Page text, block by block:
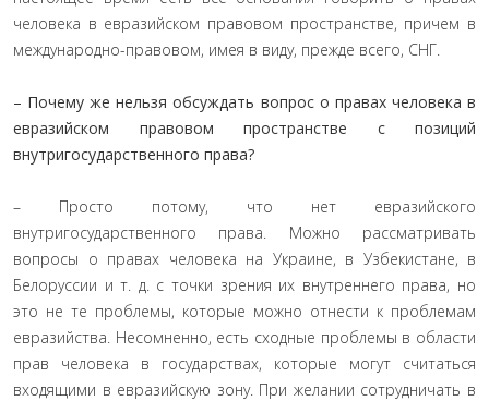
человека в евразийском правовом пространстве, причем в
международно-правовом, имея в виду, прежде всего, СНГ.
– Почему же нельзя обсуждать вопрос о правах человека в
евразийском правовом пространстве с позиций
внутригосударственного права?
– Просто потому, что нет евразийского
внутригосударственного права. Можно рассматривать
вопросы о правах человека на Украине, в Узбекистане, в
Белоруссии и т. д. с точки зрения их внутреннего права, но
это не те проблемы, которые можно отнести к проблемам
евразийства. Несомненно, есть сходные проблемы в области
прав человека в государствах, которые могут считаться
входящими в евразийскую зону. При желании сотрудничать в